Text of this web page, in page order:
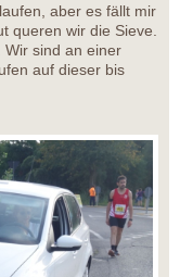
aber es fällt mir
queren wir die Sieve.
sind an einer
auf dieser bis